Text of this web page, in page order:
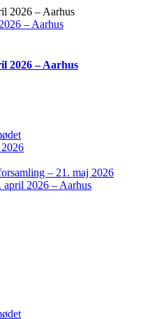
– Aarhus
2026 – Aarhus
– 21. maj 2026
2026 – Aarhus